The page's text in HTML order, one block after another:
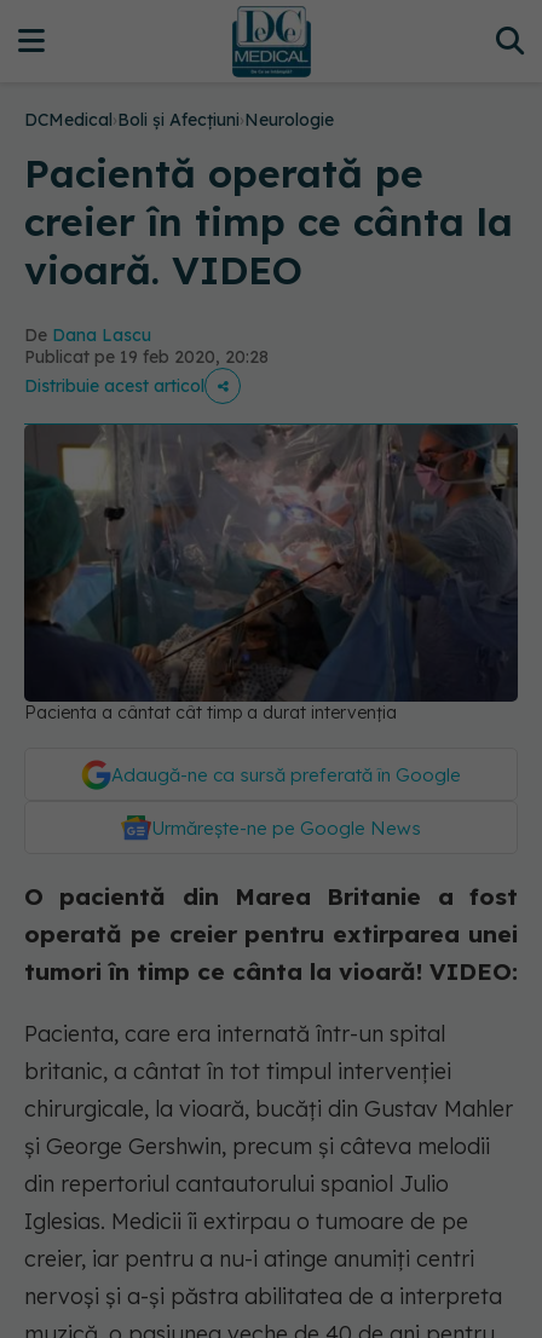
DCMedical›Boli și Afecțiuni›Neurologie
Pacientă operată pe
creier în timp ce cânta la
vioară. VIDEO
De Dana Lascu
Publicat pe 19 feb 2020, 20:28
Distribuie acest articol
Pacienta a cântat cât timp a durat intervenția
Adaugă-ne ca sursă preferată în Google
Urmărește-ne pe Google News
O pacientă din Marea Britanie a fost
operată pe creier pentru extirparea unei
tumori în timp ce cânta la vioară! VIDEO:
Pacienta, care era internată într-un spital
britanic, a cântat în tot timpul intervenției
chirurgicale, la vioară, bucăți din Gustav Mahler
și George Gershwin, precum și câteva melodii
din repertoriul cantautorului spaniol Julio
Iglesias. Medicii îi extirpau o tumoare de pe
creier, iar pentru a nu-i atinge anumiți centri
nervoși și a-și păstra abilitatea de a interpreta